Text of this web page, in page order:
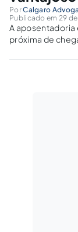
PorCalgaro
Publicado em 29
A aposentadoria
próxima de
mais vantajosa.